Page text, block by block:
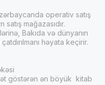
operativ satış
mağazasıdır.
Bakıda və dünyanın
həyata keçirir.
göstərən ən böyük kitab